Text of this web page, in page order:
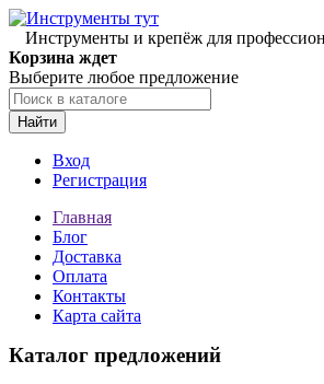
Инструменты и крепёж для
Корзина ждет
Выберите любое предложение
Найти
Вход
Регистрация
Главная
Блог
Доставка
Оплата
Контакты
Карта сайта
Каталог предложений